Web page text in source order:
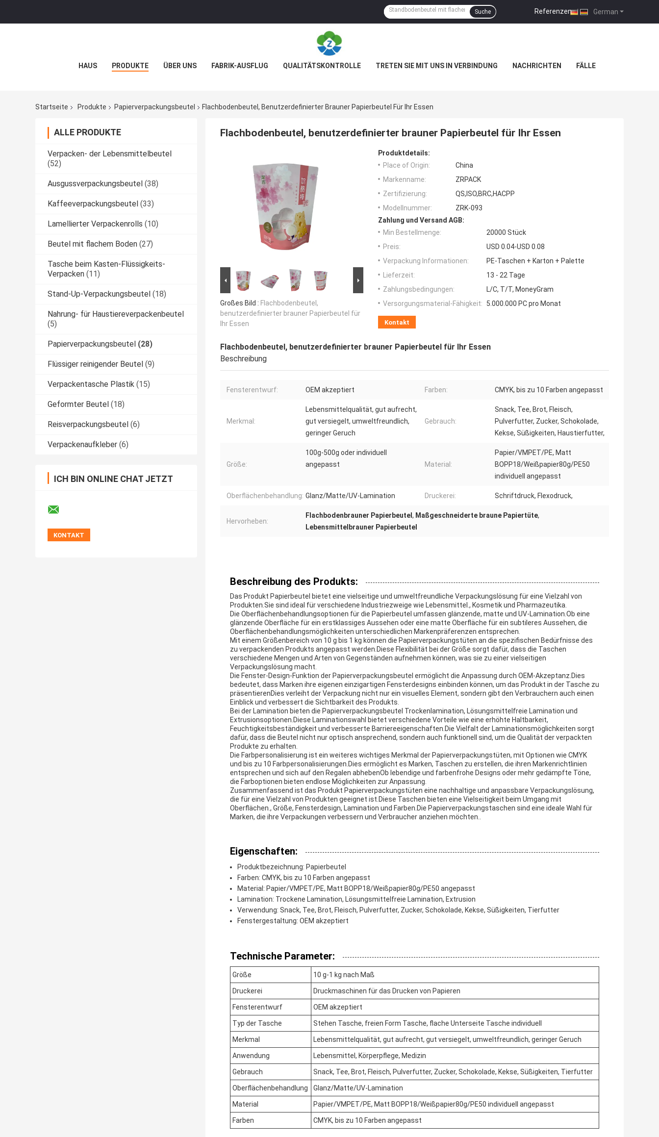
German
Referenzen |
Suche
HAUS PRODUKTE ÜBER UNS FABRIK-AUSFLUG QUALITÄTSKONTROLLE TRETEN SIE MIT UNS IN VERBINDUNG NACHRICHTEN FÄLLE
Startseite Produkte Papierverpackungsbeutel Flachbodenbeutel, Benutzerdefinierter Brauner Papierbeutel Für Ihr Essen
ALLE PRODUKTE
Verpacken- der Lebensmittelbeutel
(52)
Ausgussverpackungsbeutel (38)
Kaffeeverpackungsbeutel (33)
Lamellierter Verpackenrolls (10)
Beutel mit flachem Boden (27)
Tasche beim Kasten-Flüssigkeits-
Verpacken (11)
Stand-Up-Verpackungsbeutel (18)
Nahrung- für Haustiereverpackenbeutel
(5)
Papierverpackungsbeutel (28)
Flüssiger reinigender Beutel (9)
Verpackentasche Plastik (15)
Geformter Beutel (18)
Reisverpackungsbeutel (6)
Verpackenaufkleber (6)
ICH BIN ONLINE CHAT JETZT
Flachbodenbeutel, benutzerdefinierter brauner Papierbeutel für Ihr Essen
Großes Bild : Flachbodenbeutel,
benutzerdefinierter brauner Papierbeutel für
Ihr Essen
Produktdetails:
Place of Origin:
China
Markenname:
ZRPACK
Zertifizierung:
QS,ISO,BRC,HACPP
Modellnummer:
ZRK-093
Zahlung und Versand AGB:
Min Bestellmenge:
20000 Stück
Preis:
USD 0.04-USD 0.08
Verpackung Informationen:
PE-Taschen + Karton + Palette
Lieferzeit:
13 - 22 Tage
Zahlungsbedingungen:
L/C, T/T, MoneyGram
Versorgungsmaterial-Fähigkeit:
5.000.000 PC pro Monat
Kontakt
Flachbodenbeutel, benutzerdefinierter brauner Papierbeutel für Ihr Essen
Beschreibung
Fensterentwurf: OEM akzeptiert Farben: CMYK, bis zu 10 Farben angepasst
Merkmal:
Lebensmittelqualität, gut aufrecht,
gut versiegelt, umweltfreundlich,
geringer Geruch
Gebrauch:
Snack, Tee, Brot, Fleisch,
Pulverfutter, Zucker, Schokolade,
Kekse, Süßigkeiten, Haustierfutter,
Größe:
100g-500g oder individuell
angepasst
Material:
Papier/VMPET/PE, Matt
BOPP18/Weißpapier80g/PE50
individuell angepasst
Oberflächenbehandlung: Glanz/Matte/UV-Lamination Druckerei: Schriftdruck, Flexodruck,
Hervorheben:
Flachbodenbrauner Papierbeutel , Maßgeschneiderte braune Papiertüte,
Lebensmittelbrauner Papierbeutel
Beschreibung des Produkts:
Das Produkt Papierbeutel bietet eine vielseitige und umweltfreundliche Verpackungslösung für eine Vielzahl von
Produkten.Sie sind ideal für verschiedene Industriezweige wie Lebensmittel., Kosmetik und Pharmazeutika.
Die Oberflächenbehandlungsoptionen für die Papierbeutel umfassen glänzende, matte und UV-Lamination.Ob eine
glänzende Oberfläche für ein erstklassiges Aussehen oder eine matte Oberfläche für ein subtileres Aussehen, die
Oberflächenbehandlungsmöglichkeiten unterschiedlichen Markenpräferenzen entsprechen.
Mit einem Größenbereich von 10 g bis 1 kg können die Papierverpackungstüten an die spezifischen Bedürfnisse des
zu verpackenden Produkts angepasst werden.Diese Flexibilität bei der Größe sorgt dafür, dass die Taschen
verschiedene Mengen und Arten von Gegenständen aufnehmen können, was sie zu einer vielseitigen
Verpackungslösung macht.
Die Fenster-Design-Funktion der Papierverpackungsbeutel ermöglicht die Anpassung durch OEM-Akzeptanz.Dies
bedeutet, dass Marken ihre eigenen einzigartigen Fensterdesigns einbinden können, um das Produkt in der Tasche zu
präsentierenDies verleiht der Verpackung nicht nur ein visuelles Element, sondern gibt den Verbrauchern auch einen
Einblick und verbessert die Sichtbarkeit des Produkts.
Bei der Lamination bieten die Papierverpackungsbeutel Trockenlamination, Lösungsmittelfreie Lamination und
Extrusionsoptionen.Diese Laminationswahl bietet verschiedene Vorteile wie eine erhöhte Haltbarkeit,
Feuchtigkeitsbeständigkeit und verbesserte Barriereeigenschaften.Die Vielfalt der Laminationsmöglichkeiten sorgt
dafür, dass die Beutel nicht nur optisch ansprechend, sondern auch funktionell sind, um die Qualität der verpackten
Produkte zu erhalten.
Die Farbpersonalisierung ist ein weiteres wichtiges Merkmal der Papierverpackungstüten, mit Optionen wie CMYK
und bis zu 10 Farbpersonalisierungen.Dies ermöglicht es Marken, Taschen zu erstellen, die ihren Markenrichtlinien
entsprechen und sich auf den Regalen abhebenOb lebendige und farbenfrohe Designs oder mehr gedämpfte Töne,
die Farboptionen bieten endlose Möglichkeiten zur Anpassung.
Zusammenfassend ist das Produkt Papierverpackungstüten eine nachhaltige und anpassbare Verpackungslösung,
die für eine Vielzahl von Produkten geeignet ist.Diese Taschen bieten eine Vielseitigkeit beim Umgang mit
Oberflächen., Größe, Fensterdesign, Lamination und Farben.Die Papierverpackungstaschen sind eine ideale Wahl für
Marken, die ihre Verpackungen verbessern und Verbraucher anziehen möchten..
Eigenschaften:
Produktbezeichnung: Papierbeutel
Farben: CMYK, bis zu 10 Farben angepasst
Material: Papier/VMPET/PE, Matt BOPP18/Weißpapier80g/PE50 angepasst
Lamination: Trockene Lamination, Lösungsmittelfreie Lamination, Extrusion
Verwendung: Snack, Tee, Brot, Fleisch, Pulverfutter, Zucker, Schokolade, Kekse, Süßigkeiten, Tierfutter
Fenstergestaltung: OEM akzeptiert
Technische Parameter:
Größe 10 g-1 kg nach Maß
Druckerei Druckmaschinen für das Drucken von Papieren
Fensterentwurf OEM akzeptiert
Typ der Tasche Stehen Tasche, freien Form Tasche, flache Unterseite Tasche individuell
Merkmal Lebensmittelqualität, gut aufrecht, gut versiegelt, umweltfreundlich, geringer Geruch
Anwendung Lebensmittel, Körperpflege, Medizin
Gebrauch Snack, Tee, Brot, Fleisch, Pulverfutter, Zucker, Schokolade, Kekse, Süßigkeiten, Tierfutter
Oberflächenbehandlung Glanz/Matte/UV-Lamination
Material Papier/VMPET/PE, Matt BOPP18/Weißpapier80g/PE50 individuell angepasst
Farben CMYK, bis zu 10 Farben angepasst